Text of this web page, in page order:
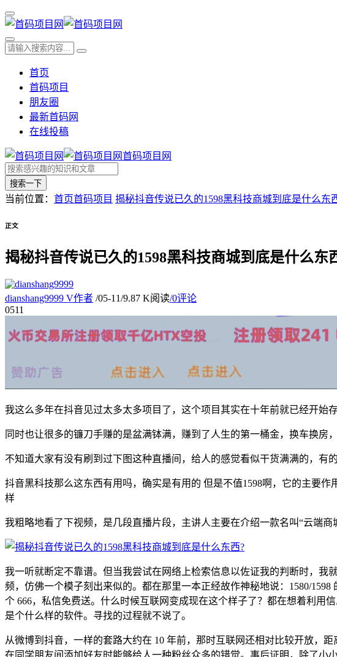
首页
首码项目
朋友圈
最新首码网
在线投稿
首码项目网
搜索一下
当前位置： 首页首码项目 揭秘抖音传说已久的1598黑科技商城到底是什么东
正文
揭秘抖音传说已久的1598黑科技商城到底是什么东
dianshang9999 V作者 /05-11/9.87 K阅读/0评论
0511
我这么多年在抖音见过太多太多项目了，这个项目其实在十年前就已经开始
同时也让很多的镰刀手赚的是盆满钵满，赚到了人生的第一桶金，换车换房
不知道大家有没有刷到过下图这种直播间，给人的感觉看似干货满满的，
抖音黑科技那么这东西有用吗，确实是有用的 但是不值1598啊，它的主要
样
我粗略地看了下视频，是几段直播片段，主讲人主要在介绍一款名叫“云端
我一听就断定不靠谱。但当我尝试在网络上检索信息以佐证我的判断时，
频，仿佛一个模子刻出来似的。都在那里一本正经故作神秘地说：1580/
个 666，私信免费送。什么时候互联网变成现在这个样子了？都在想着利用
是个什么样的软件。寻找的过程就不说了。
从微博到抖音，一样的套路大约在 10 年前，那时互联网还相对比较开放，
在同学朋友间添加好友时能够给人一种粉丝众多的错觉。事后证明，除了